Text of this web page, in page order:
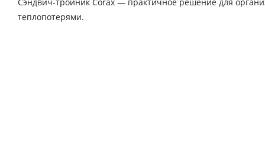
Сэндвич-тройник Corax — практичное решение для
теплопотерями.